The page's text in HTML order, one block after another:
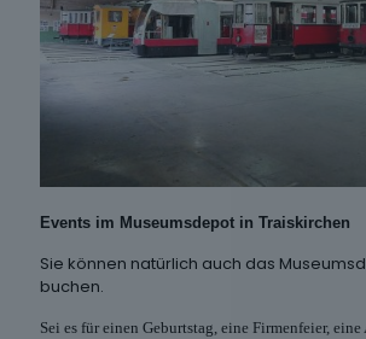
Events im Museumsdepot in Traiskirchen
Sie können natürlich auch das
buchen.
Sei es für einen Geburtstag, eine Firmenfeier,